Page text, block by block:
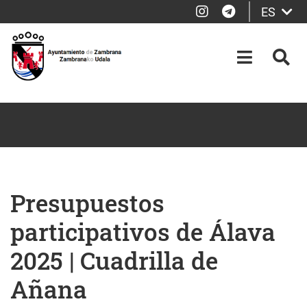
Instagram
Telegram
ES
OPEN-
Presupuestos
participativos de Álava
2025 | Cuadrilla de
Añana